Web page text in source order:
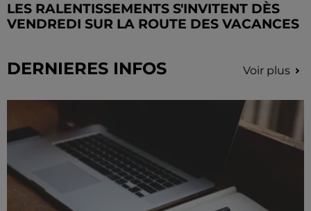
LES RALENTISSEMENTS S'INVITENT DÈS
VENDREDI SUR LA ROUTE DES VACANCES
DERNIERES INFOS Voir plus